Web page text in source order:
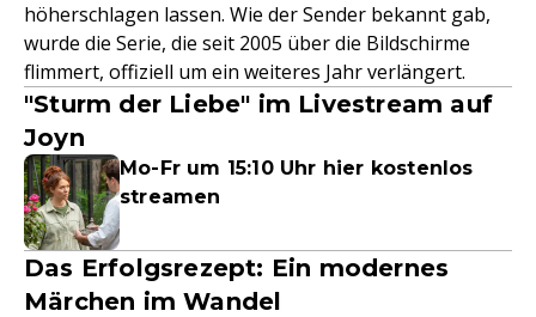
höherschlagen lassen. Wie der Sender bekannt gab,
wurde die Serie, die seit 2005 über die Bildschirme
flimmert, offiziell um ein weiteres Jahr verlängert.
"Sturm der Liebe" im Livestream auf
Joyn
Mo-Fr um 15:10 Uhr hier kostenlos
streamen
Das Erfolgsrezept: Ein modernes
Märchen im Wandel